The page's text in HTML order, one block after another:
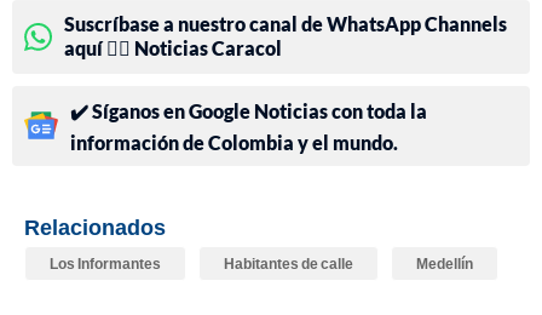
Suscríbase a nuestro canal de WhatsApp Channels
aquí 👉🏻 Noticias Caracol
✔️ Síganos en Google Noticias con toda la
información de Colombia y el mundo.
Relacionados
Los Informantes Habitantes de calle Medellín